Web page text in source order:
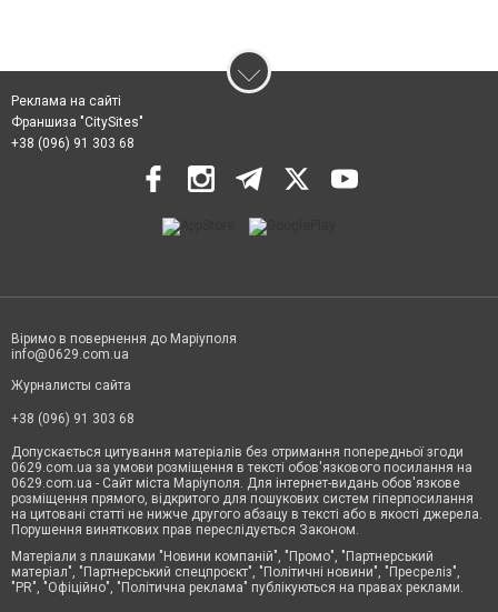
Реклама на сайті
Франшиза "CitySites"
+38 (096) 91 303 68
Віримо в повернення до Маріуполя
info@0629.com.ua
Журналисты сайта
+38 (096) 91 303 68
Допускається цитування матеріалів без отримання попередньої згоди
0629.com.ua за умови розміщення в тексті обов'язкового посилання на
0629.com.ua - Сайт міста Маріуполя. Для інтернет-видань обов'язкове
розміщення прямого, відкритого для пошукових систем гіперпосилання
на цитовані статті не нижче другого абзацу в тексті або в якості джерела.
Порушення виняткових прав переслідується Законом.
Матеріали з плашками "Новини компаній", "Промо", "Партнерський
матеріал", "Партнерський спецпроєкт", "Політичні новини", "Пресреліз",
"PR", "Офіційно", "Політична реклама" публікуються на правах реклами.